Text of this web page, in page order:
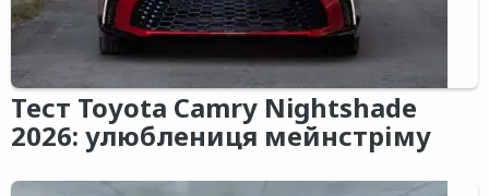
Тест Toyota Camry Nightshade
2026: улюблениця мейнстріму